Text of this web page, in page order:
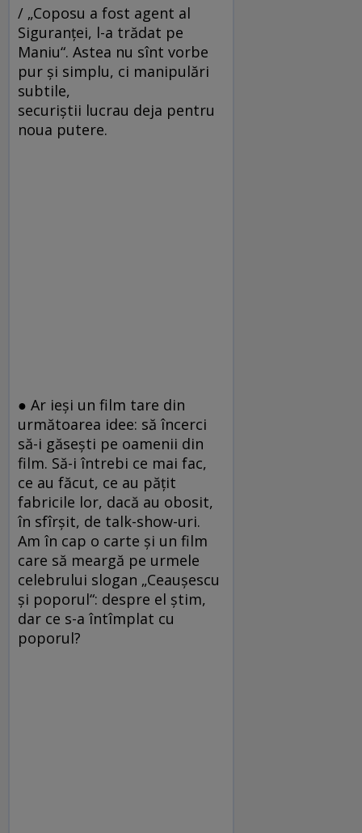
/ „Coposu a fost agent al
Siguranţei, l-a trădat pe
Maniu“. Astea nu sînt vorbe
pur şi simplu, ci manipulări
subtile,
securiştii lucrau deja pentru
noua putere.
● Ar ieşi un film tare din
următoarea idee: să încerci
să-i găseşti pe oamenii din
film. Să-i întrebi ce mai fac,
ce au făcut, ce au păţit
fabricile lor, dacă au obosit,
în sfîrşit, de talk-show-uri.
Am în cap o carte şi un film
care să meargă pe urmele
celebrului slogan „Ceauşescu
şi poporul“: despre el ştim,
dar ce s-a întîmplat cu
poporul?